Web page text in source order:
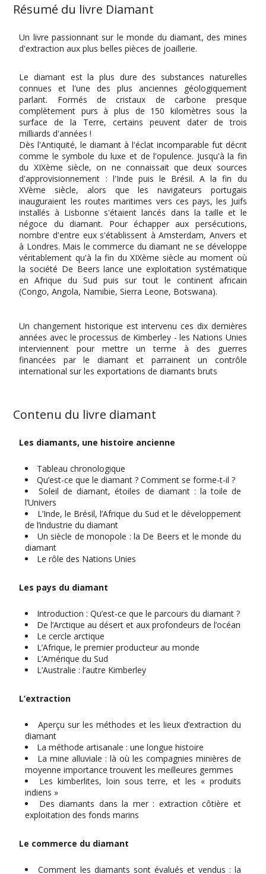
Résumé du livre Diamant
Un livre passionnant sur le monde du diamant, des mines
d'extraction aux plus belles pièces de joaillerie.
Le diamant est la plus dure des substances naturelles
connues et l'une des plus anciennes géologiquement
parlant. Formés de cristaux de carbone presque
complètement purs à plus de 150 kilomètres sous la
surface de la Terre, certains peuvent dater de trois
milliards d'années !
Dès l'Antiquité, le diamant à l'éclat incomparable fut décrit
comme le symbole du luxe et de l'opulence. Jusqu'à la fin
du XIXème siècle, on ne connaissait que deux sources
d'approvisionnement : l'Inde puis le Brésil. A la fin du
XVème siècle, alors que les navigateurs portugais
inauguraient les routes maritimes vers ces pays, les Juifs
installés à Lisbonne s'étaient lancés dans la taille et le
négoce du diamant. Pour échapper aux persécutions,
nombre d'entre eux s'établissent à Amsterdam, Anvers et
à Londres. Mais le commerce du diamant ne se développe
véritablement qu'à la fin du XIXème siècle au moment où
la société De Beers lance une exploitation systématique
en Afrique du Sud puis sur tout le continent africain
(Congo, Angola, Namibie, Sierra Leone, Botswana).
Un changement historique est intervenu ces dix dernières
années avec le processus de Kimberley - les Nations Unies
interviennent pour mettre un terme à des guerres
financées par le diamant et parrainent un contrôle
international sur les exportations de diamants bruts
Contenu du livre diamant
Les diamants, une histoire ancienne
Tableau chronologique
Qu’est-ce que le diamant ? Comment se forme-t-il ?
Soleil de diamant, étoiles de diamant : la toile de
l’Univers
L’Inde, le Brésil, l’Afrique du Sud et le développement
de l’industrie du diamant
Un siècle de monopole : la De Beers et le monde du
diamant
Le rôle des Nations Unies
Les pays du diamant
Introduction : Qu’est-ce que le parcours du diamant ?
De l’Arctique au désert et aux profondeurs de l’océan
Le cercle arctique
L’Afrique, le premier producteur au monde
L’Amérique du Sud
L’Australie : l’autre Kimberley
L’extraction
Aperçu sur les méthodes et les lieux d’extraction du
diamant
La méthode artisanale : une longue histoire
La mine alluviale : là où les compagnies minières de
moyenne importance trouvent les meilleures gemmes
Les kimberlites, loin sous terre, et les « produits
indiens »
Des diamants dans la mer : extraction côtière et
exploitation des fonds marins
Le commerce du diamant
Comment les diamants sont évalués et vendus : la